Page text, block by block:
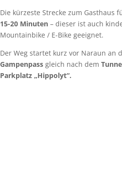
Die kürzeste Strecke zum Gasthaus
15-20 Minuten– dieser ist auch
Mountainbike / E-Bike geeignet.
Der Weg startet kurz vor Naraun an
Gampenpassgleich nach dem
Parkplatz „Hippolyt“.